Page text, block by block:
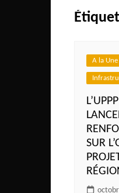
A la Une
SUR